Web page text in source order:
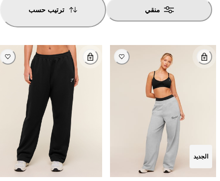
منقي ترتيب حسب
الجديد